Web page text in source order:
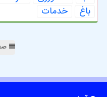
باغ
خدمات